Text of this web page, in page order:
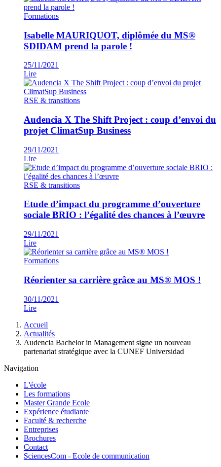
Formations
Isabelle MAURIQUOT, diplômée du MS®
SDIDAM prend la parole !
25/11/2021
Lire
RSE & transitions
Audencia X The Shift Project : coup d’envoi du
projet ClimatSup Business
29/11/2021
Lire
RSE & transitions
Etude d’impact du programme d’ouverture
sociale BRIO : l’égalité des chances à l’œuvre
29/11/2021
Lire
Formations
Réorienter sa carrière grâce au MS® MOS !
30/11/2021
Lire
d'Ariane
Accueil
Actualités
Audencia Bachelor in Management signe un nouveau
partenariat stratégique avec la CUNEF Universidad
Navigation
L'école
Les formations
Master Grande Ecole
Expérience étudiante
Faculté & recherche
Entreprises
Brochures
Contact
SciencesCom - Ecole de communication